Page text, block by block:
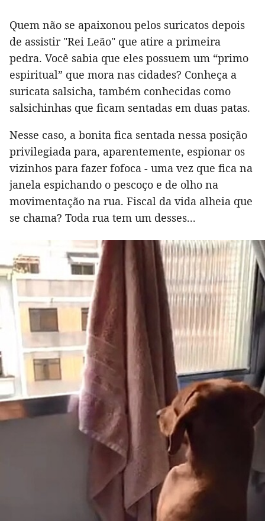
Quem não se apaixonou pelos suricatos depois
de assistir "Rei Leão" que atire a primeira
pedra. Você sabia que eles possuem um “primo
espiritual” que mora nas cidades? Conheça a
suricata salsicha, também conhecidas como
salsichinhas que ficam sentadas em duas patas.
Nesse caso, a bonita fica sentada nessa posição
privilegiada para, aparentemente, espionar os
vizinhos para fazer fofoca - uma vez que fica na
janela espichando o pescoço e de olho na
movimentação na rua. Fiscal da vida alheia que
se chama? Toda rua tem um desses...